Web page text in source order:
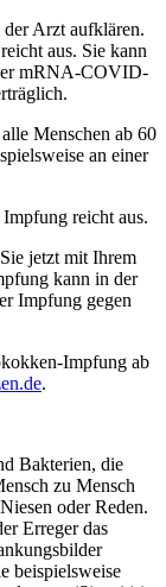
Arzt aufklären.
aus. Sie kann
mRNA-COVID-
Menschen ab 60
an einer
reicht aus.
jetzt mit Ihrem
kann in der
Impfung gegen
Impfung ab
.
Bakterien, die
zu Mensch
oder Reden.
Erreger das
beispielsweise